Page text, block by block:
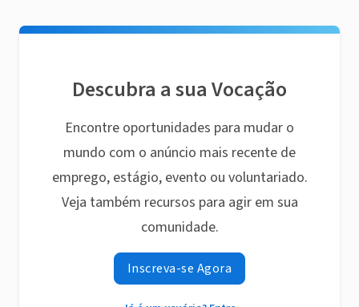
Descubra a sua Vocação
Encontre oportunidades para mudar o
mundo com o anúncio mais recente de
emprego, estágio, evento ou voluntariado.
Veja também recursos para agir em sua
comunidade.
Inscreva-se Agora